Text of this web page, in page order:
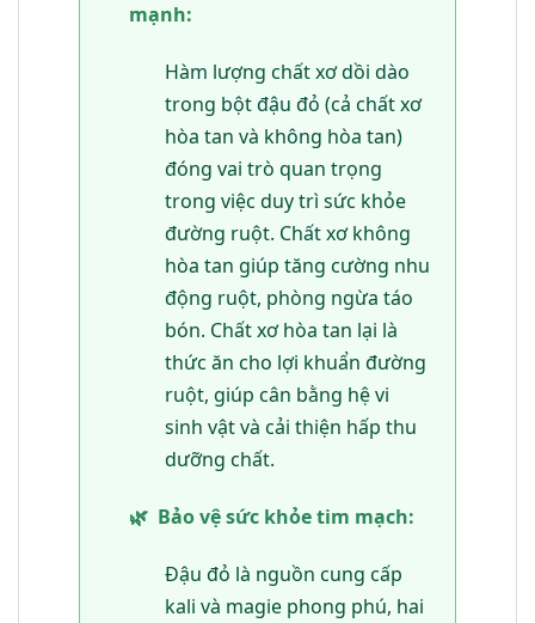
mạnh:
Hàm lượng chất xơ dồi dào
trong bột đậu đỏ (cả chất xơ
hòa tan và không hòa tan)
đóng vai trò quan trọng
trong việc duy trì sức khỏe
đường ruột. Chất xơ không
hòa tan giúp tăng cường nhu
động ruột, phòng ngừa táo
bón. Chất xơ hòa tan lại là
thức ăn cho lợi khuẩn đường
ruột, giúp cân bằng hệ vi
sinh vật và cải thiện hấp thu
dưỡng chất.
🌿 Bảo vệ sức khỏe tim mạch:
Đậu đỏ là nguồn cung cấp
kali và magie phong phú, hai